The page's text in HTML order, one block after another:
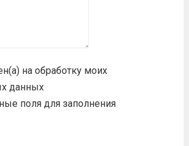
на обработку моих
данных
поля для заполнения